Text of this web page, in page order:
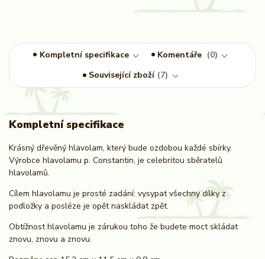
Kompletní specifikace Komentáře
0
Související zboží 7
Kompletní specifikace
Krásný dřevěný hlavolam, který bude ozdobou každé sbírky.
Výrobce hlavolamu p. Constantin, je celebritou sběratelů
hlavolamů.
Cílem hlavolamu je prosté zadání: vysypat všechny dílky z
podložky a posléze je opět naskládat zpět.
Obtížnost hlavolamu je zárukou toho že budete moct skládat
znovu, znovu a znovu.